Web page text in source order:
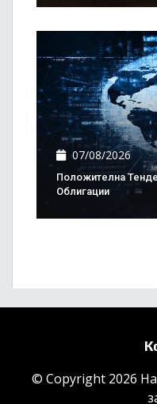
07/08/2026
Положителна
Облигации
© Copyright 2026